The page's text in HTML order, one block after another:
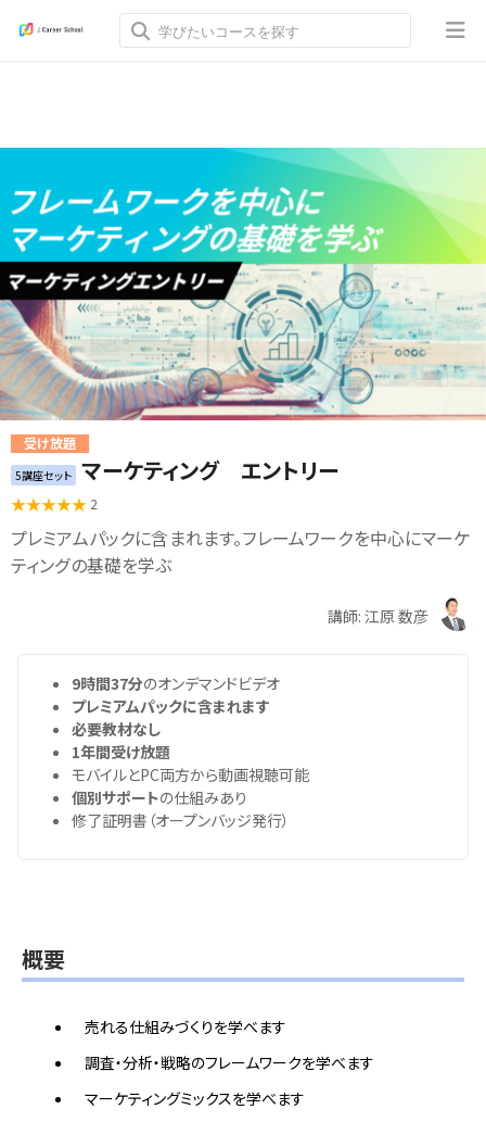
受け放題
5講座セット マーケティング エントリー
2
プレミアムパックに含まれます。フレームワークを中心にマーケ
ティングの基礎を学ぶ
講師: 江原 数彦
9時間37分のオンデマンドビデオ
プレミアムパックに含まれます
必要教材なし
1年間受け放題
モバイルとPC両方から動画視聴可能
個別サポートの仕組みあり
修了証明書（オープンバッジ発行）
概要
売れる仕組みづくりを学べます
調査・分析・戦略のフレームワークを学べます
マーケティングミックスを学べます